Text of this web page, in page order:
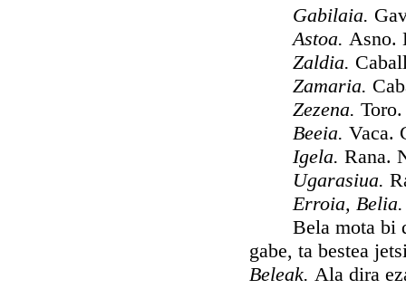
Gabilaia.
Astoa. Asno.
Zaldia.
Zamaria.
Zezena.
Beeia. Vaca.
Igela. Rana.
Ugarasiua.
Erroia,
Bela mota bi
gabe, ta bestea
Beleak. Ala dira